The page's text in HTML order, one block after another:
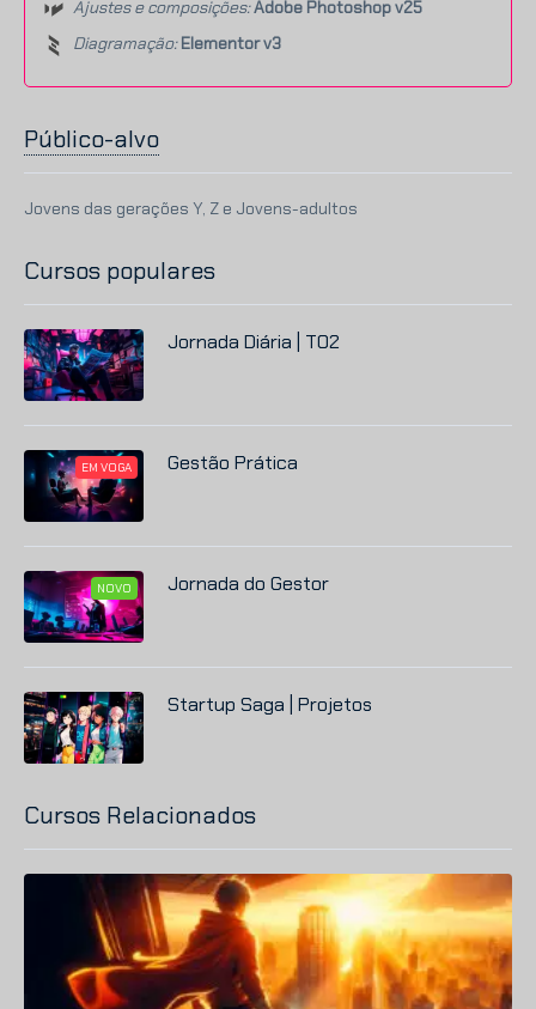
Cursos Relacionados
Ajustes e composições:Adobe Photoshop v25
Diagramação: Elementor v3
Público-alvo
Jovens das gerações Y, Z e Jovens-adultos
Cursos populares
Jornada Diária | T02
EM VOGA Gestão Prática
NOVO Jornada do Gestor
Startup Saga | Projetos